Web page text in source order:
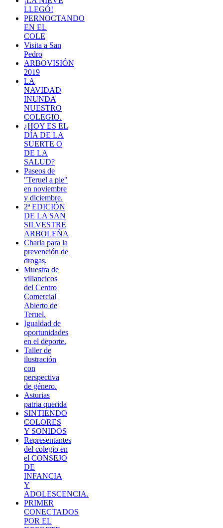
LLEGÓ!
PERNOCTANDO
EN EL
COLE
Visita a San
Pedro
ARBOVISIÓN
2019
LA
NAVIDAD
INUNDA
NUESTRO
COLEGIO.
¿HOY ES EL
DÍA DE LA
SUERTE O
DE LA
SALUD?
Paseos de
"Teruel a pie"
en noviembre
y diciembre.
2ª EDICIÓN
DE LA SAN
SILVESTRE
ARBOLEÑA
Charla para la
prevención de
drogas.
Muestra de
villancicos
del Centro
Comercial
Abierto de
Teruel.
Igualdad de
oportunidades
en el deporte.
Taller de
ilustración
con
perspectiva
de género.
Asturias
patria querida
SINTIENDO
COLORES
Y SONIDOS
Representantes
del colegio en
el CONSEJO
DE
INFANCIA
Y
ADOLESCENCIA.
PRIMER
CONECTADOS
POR EL